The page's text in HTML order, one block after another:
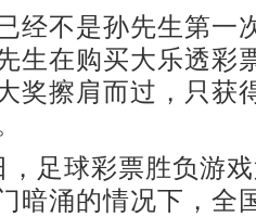
不是孙先生第一
生在购买大乐透彩
奖擦肩而过，只获
足球彩票胜负游戏
暗涌的情况下，全